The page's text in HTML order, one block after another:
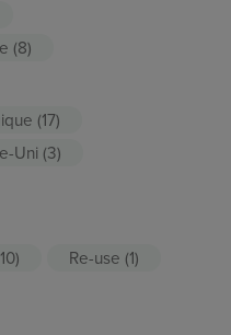
(8)
(17)
Uni (3)
Re-use (1)